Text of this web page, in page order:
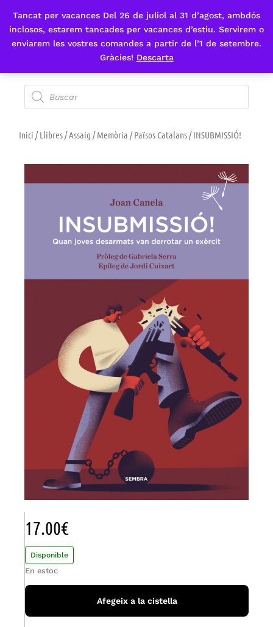
Tancat per vacances Del 26 de juliol al 31 d’agost, ambdós
inclosos, estarem tancades per vacances d’estiu. Servirem o
enviarem les vostres comandes a partir de l’1 de setembre.
Gràcies! Descarta
Fes-te'n sòcia
Inici /Llibres/Assaig /Memòria /Països Catalans/ INSUBMISSIÓ!
17.00€
Disponible
En estoc
Afegeix a la cistella